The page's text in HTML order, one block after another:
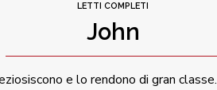
LETTI COMPLETI
John
e lo rendono di gran classe.